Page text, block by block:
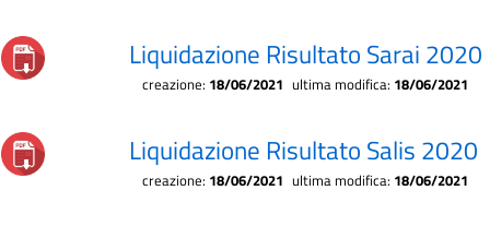
Liquidazione Risultato Sarai 2020
creazione: 18/06/2021 ultima modifica: 18/06/2021
Liquidazione Risultato Salis 2020
creazione: 18/06/2021 ultima modifica: 18/06/2021